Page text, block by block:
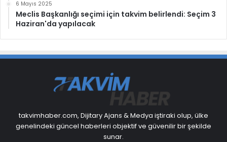
6 Mayıs 2025
Meclis Başkanlığı seçimi için takvim belirlendi: Seçim 3
Haziran'da yapılacak
takvimhaber.com, Dijitary Ajans & Medya iştiraki olup, ülke
genelindeki güncel haberleri objektif ve güvenilir bir şekilde
sunar.